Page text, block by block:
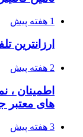
1 هفته پیش
2 هفته پیش
اطمینان ،
های معتبر
3 هفته پیش